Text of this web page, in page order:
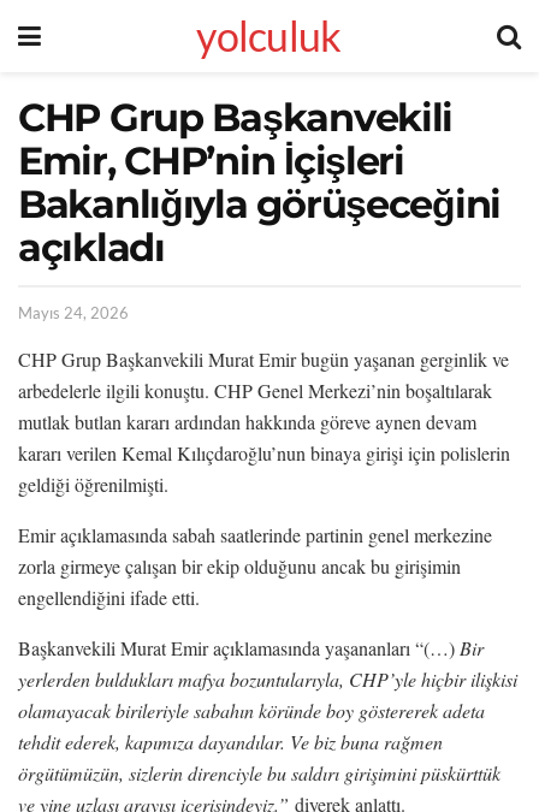
yolculuk
CHP Grup Başkanvekili
Emir, CHP’nin İçişleri
Bakanlığıyla görüşeceğini
açıkladı
Mayıs 24, 2026
CHP Grup Başkanvekili Murat Emir bugün yaşanan gerginlik ve
arbedelerle ilgili konuştu. CHP Genel Merkezi’nin boşaltılarak
mutlak butlan kararı ardından hakkında göreve aynen devam
kararı verilen Kemal Kılıçdaroğlu’nun binaya girişi için polislerin
geldiği öğrenilmişti.
Emir açıklamasında sabah saatlerinde partinin genel merkezine
zorla girmeye çalışan bir ekip olduğunu ancak bu girişimin
engellendiğini ifade etti.
Başkanvekili Murat Emir açıklamasında yaşananları “(…) Bir
yerlerden buldukları mafya bozuntularıyla, CHP’yle hiçbir ilişkisi
olamayacak birileriyle sabahın köründe boy göstererek adeta
tehdit ederek, kapımıza dayandılar. Ve biz buna rağmen
örgütümüzün, sizlerin direnciyle bu saldırı girişimini püskürttük
ve yine uzlaşı arayışı içerisindeyiz.” diyerek anlattı.